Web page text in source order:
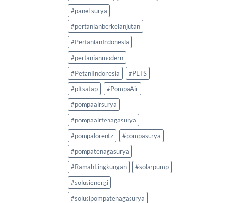
#panel surya
#pertanianberkelanjutan
#PertanianIndonesia
#pertanianmodern
#PetaniIndonesia
#PLTS
#pltsatap
#PompaAir
#pompaairsurya
#pompaairtenagasurya
#pompalorentz
#pompasurya
#pompatenagasurya
#RamahLingkungan
#solarpump
#solusienergi
#solusipompatenagasurya